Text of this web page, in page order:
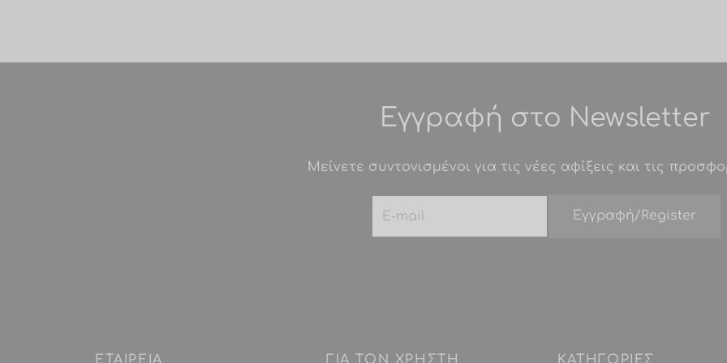
Οι
μπορούν
να
στη
του
Εγγραφή στο Newsletter
Μείνετε συντονισμένοι για τις νέες αφίξεις και τις
ΕΤΑΙΡEIΑ ΓΙΑ ΤΟΝ ΧΡΗΣΤΗ ΚΑΤΗΓΟΡΙΕΣ